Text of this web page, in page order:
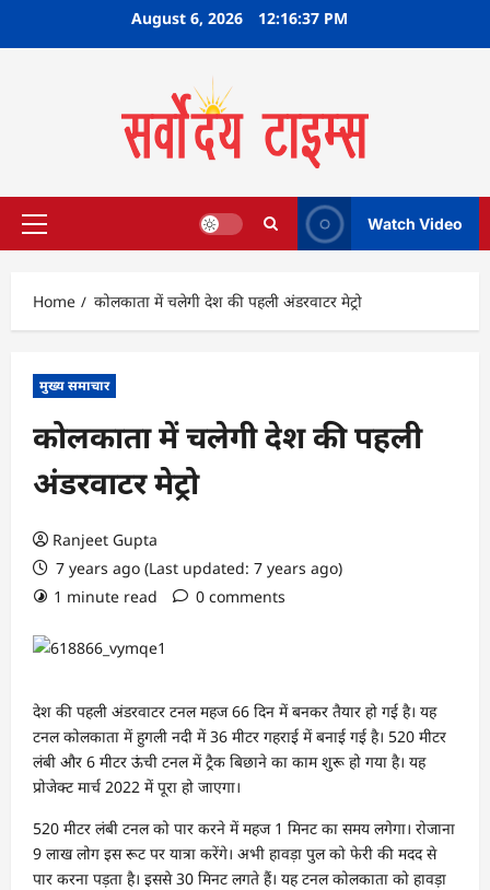
August 6, 2026 12:16:38 PM
Primary
Watch Video
Home कोलकाता में चलेगी देश की पहली अंडरवाटर मेट्रो
मुख्य समाचार
कोलकाता में चलेगी देश की पहली
अंडरवाटर मेट्रो
Ranjeet Gupta
7 years ago (Last updated: 7 years ago)
1 minute read
0 comments
देश की पहली अंडरवाटर टनल महज 66 दिन में बनकर तैयार हो गई है। यह
टनल कोलकाता में हुगली नदी में 36 मीटर गहराई में बनाई गई है। 520 मीटर
लंबी और 6 मीटर ऊंची टनल में ट्रैक बिछाने का काम शुरू हो गया है। यह
प्रोजेक्ट मार्च 2022 में पूरा हो जाएगा।
520 मीटर लंबी टनल को पार करने में महज 1 मिनट का समय लगेगा। रोजाना
9 लाख लोग इस रूट पर यात्रा करेंगे। अभी हावड़ा पुल को फेरी की मदद से
पार करना पड़ता है। इससे 30 मिनट लगते हैं। यह टनल कोलकाता को हावड़ा